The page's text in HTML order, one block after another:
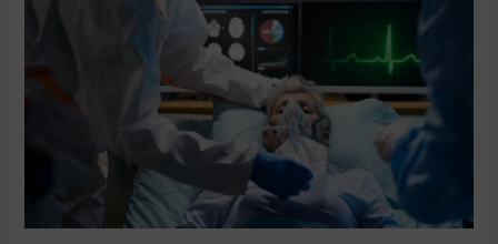
w
tysięcy